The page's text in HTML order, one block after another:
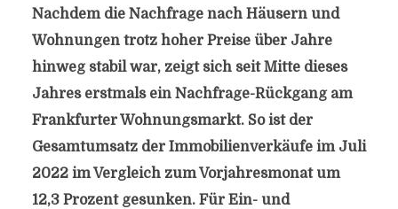
Nachdem die Nachfrage nach Häusern und
Wohnungen trotz hoher Preise über Jahre
hinweg stabil war, zeigt sich seit Mitte dieses
Jahres erstmals ein Nachfrage-Rückgang am
Frankfurter Wohnungsmarkt. So ist der
Gesamtumsatz der Immobilienverkäufe im Juli
2022 im Vergleich zum Vorjahresmonat um
12,3 Prozent gesunken. Für Ein- und